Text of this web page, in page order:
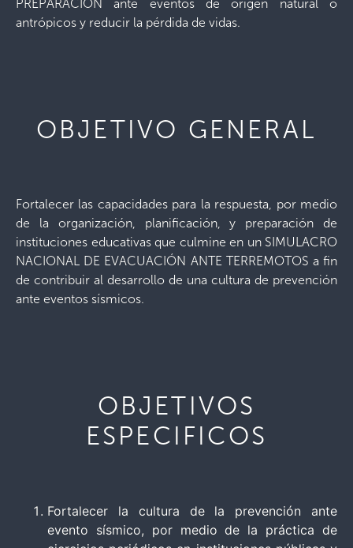
PREPARACIÓN ante eventos de origen natural o
antrópicos y reducir la pérdida de vidas.
OBJETIVO GENERAL
Fortalecer las capacidades para la respuesta, por medio
de la organización, planificación, y preparación de
instituciones educativas que culmine en un SIMULACRO
NACIONAL DE EVACUACIÓN ANTE TERREMOTOS a fin
de contribuir al desarrollo de una cultura de prevención
ante eventos sísmicos.
OBJETIVOS
ESPECIFICOS
Fortalecer la cultura de la prevención ante
evento sísmico, por medio de la práctica de